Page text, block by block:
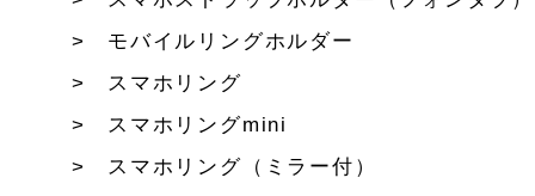
モバイルリングホルダー
スマホリング
スマホリングmini
スマホリング（ミラー付）